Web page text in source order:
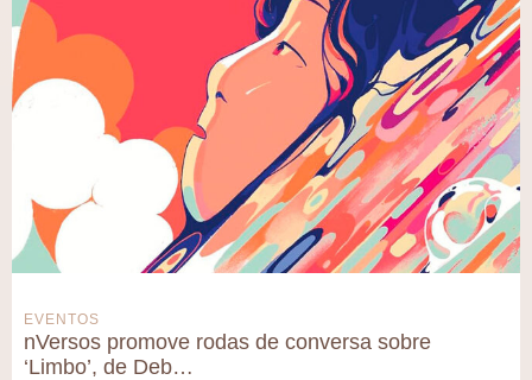
EVENTOS
nVersos promove rodas de conversa sobre
‘Limbo’, de Deb…